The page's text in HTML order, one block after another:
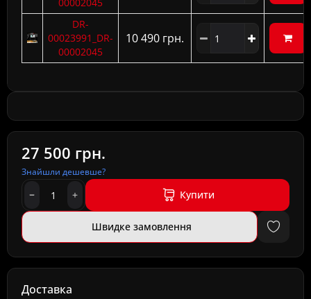
DR-
00023991_DR-
00002045
10 490 грн.
27 500 грн.
Знайшли дешевше?
Купити
Швидке замовлення
Доставка